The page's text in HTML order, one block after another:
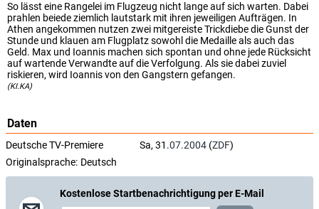
So lässt eine Rangelei im Flugzeug nicht lange auf sich warten. Dabei
prahlen beiede ziemlich lautstark mit ihren jeweiligen Aufträgen. In
Athen angekommen nutzen zwei mitgereiste Trickdiebe die Gunst der
Stunde und klauen am Flugplatz sowohl die Medaille als auch das
Geld. Max und Ioannis machen sich spontan und ohne jede Rücksicht
auf wartende Verwandte auf die Verfolgung. Als sie dabei zuviel
riskieren, wird Ioannis von den Gangstern gefangen.
(KI.KA)
Daten
Deutsche TV-Premiere Sa, 31.07.2004 (ZDF)
Originalsprache: Deutsch
Kostenlose Startbenachrichtigung per E-Mail